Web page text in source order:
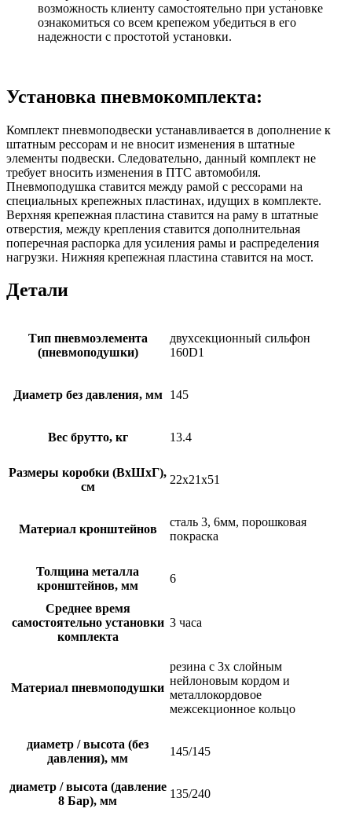
возможность клиенту самостоятельно при установке
ознакомиться со всем крепежом убедиться в его
надежности с простотой установки.
Установка пневмокомплекта:
Комплект пневмоподвески устанавливается в дополнение к
штатным рессорам и не вносит изменения в штатные
элементы подвески. Следовательно, данный комплект не
требует вносить изменения в ПТС автомобиля.
Пневмоподушка ставится между рамой с рессорами на
специальных крепежных пластинах, идущих в комплекте.
Верхняя крепежная пластина ставится на раму в штатные
отверстия, между крепления ставится дополнительная
поперечная распорка для усиления рамы и распределения
нагрузки. Нижняя крепежная пластина ставится на мост.
Детали
Тип пневмоэлемента
(пневмоподушки)
двухсекционный сильфон
160D1
Диаметр без давления, мм 145
Вес брутто, кг 13.4
Размеры коробки (ВхШхГ),
см
22x21x51
Материал кронштейнов
сталь 3, 6мм, порошковая
покраска
Толщина металла
кронштейнов, мм
6
Среднее время
самостоятельно установки
комплекта
3 часа
Материал пневмоподушки
резина с 3х слойным
нейлоновым кордом и
металлокордовое
межсекционное кольцо
диаметр / высота (без
давления), мм
145/145
диаметр / высота (давление
8 Бар), мм
135/240